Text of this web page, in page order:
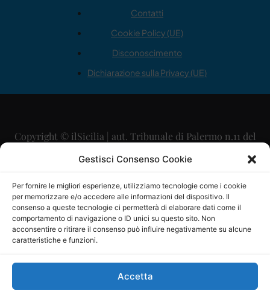
Gestisci Consenso Cookie
Per fornire le migliori esperienze, utilizziamo tecnologie come i cookie
per memorizzare e/o accedere alle informazioni del dispositivo. Il
consenso a queste tecnologie ci permetterà di elaborare dati come il
comportamento di navigazione o ID unici su questo sito. Non
acconsentire o ritirare il consenso può influire negativamente su alcune
caratteristiche e funzioni.
Accetta
Contatti
Cookie Policy (UE)
Disconoscimento
Dichiarazione sulla Privacy (UE)
Copyright © ilSicilia | aut. Tribunale di Palermo n.11 del
29/09/2015
Direttore Editoriale: Maurizio Scaglione
Direttore Responsabile: Maria Calabrese
P.IVA: 06334930820